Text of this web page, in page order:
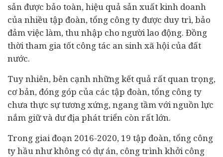
sản được bảo toàn, hiệu quả sản xuất kinh doanh
của nhiều tập đoàn, tổng công ty được duy trì, bảo
đảm việc làm, thu nhập cho người lao động. Đồng
thời tham gia tốt công tác an sinh xã hội của đất
nước.
Tuy nhiên, bên cạnh những kết quả rất quan trọng,
cơ bản, đóng góp của các tập đoàn, tổng công ty
chưa thực sự tương xứng, ngang tầm với nguồn lực
nắm giữ và dư địa phát triển còn rất lớn.
Trong giai đoạn 2016-2020, 19 tập đoàn, tổng công
ty hầu như không có dự án, công trình khởi công